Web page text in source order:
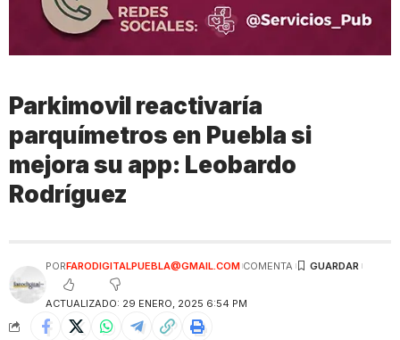
Parkimovil reactivaría
parquímetros en Puebla si
mejora su app: Leobardo
Rodríguez
ACTUALIZADO: 29 ENERO, 2025 6:54 PM
PORFARODIGITALPUEBLA@GMAIL.COM COMENTA